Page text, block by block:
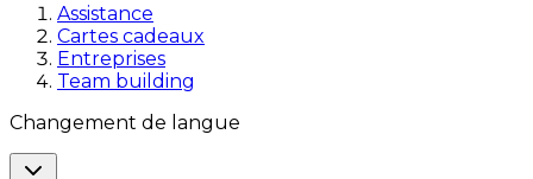
Assistance
Cartes cadeaux
Entreprises
Team building
Changement de langue